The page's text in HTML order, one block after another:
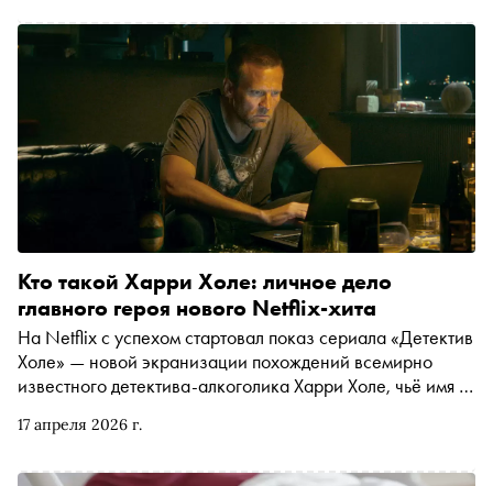
17 апреля 2026 г.
Кто такой Харри Холе: личное дело
главного героя нового Netflix-хита
На Netflix с успехом стартовал показ сериала «Детектив
Холе» — новой экранизации похождений всемирно
известного детектива-алкоголика Харри Холе, чьё имя в
хрестоматийными сыщиками вроде Шерлока Холмса и